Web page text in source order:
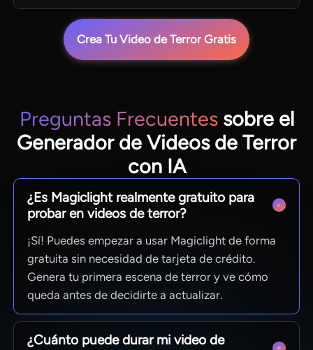
Crea Tu Video de Terror Gratis
Preguntas Frecuentessobre el
Generador de Videos de Terror
con IA
¿Es Magiclight realmente gratuito para
probar en videos de terror?
¡Sí! Puedes empezar a usar Magiclight de forma
gratuita sin necesidad de tarjeta de crédito.
Genera tu primera escena de terror y ve cómo
queda antes de decidirte a actualizar.
¿Cuánto puede durar mi video de